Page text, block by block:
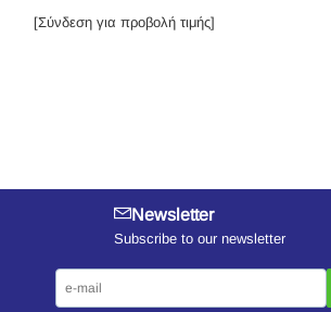
[Σύνδεση για προβολή τιμής]
Newsletter
Subscribe to our newsletter